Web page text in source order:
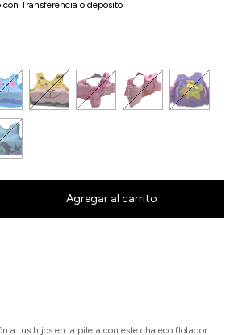
con Transferencia o depósito
a tus hijos en la pileta con este chaleco flotador